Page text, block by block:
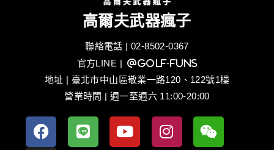
高爾夫武器瘋子
聯絡電話 | 02-8502-0367
官方LINE | @golf-funs
地址 | 臺北市中山區敬業一路120、122號1樓
營業時間 | 週一至週六 11:00-20:00